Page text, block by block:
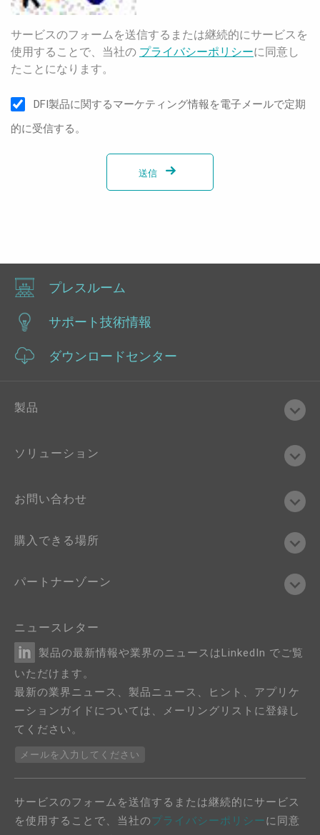
サービスのフォームを送信するまたは継続的にサービスを
使用することで、当社の プライバシーポリシーに同意し
たことになります。
DFI製品に関するマーケティング情報を電子メールで定期
的に受信する。
送信
プレスルーム
サポート技術情報
ダウンロードセンター
製品
ソリューション
お問い合わせ
購入できる場所
パートナーゾーン
ニュースレター
製品の最新情報や業界のニュースはLinkedIn でご覧
いただけます。
最新の業界ニュース、製品ニュース、ヒント、アプリケ
ーションガイドについては、メーリングリストに登録し
てください。
メールを入力してください
サービスのフォームを送信するまたは継続的にサービス
を使用することで、当社のプライバシーポリシーに同意